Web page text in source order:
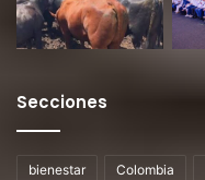
Secciones
bienestar Colombia